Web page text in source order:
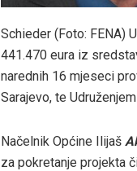
Schieder (Foto: FENA)
441.470 eura iz
narednih 16 mjeseci
Sarajevo, te
Načelnik Općine Ilijaš
za pokretanje projekta